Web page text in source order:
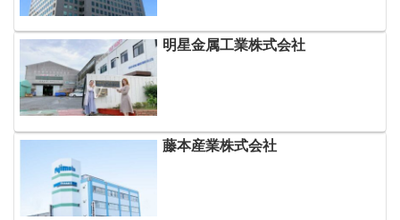
明星金属工業株式会社
藤本産業株式会社